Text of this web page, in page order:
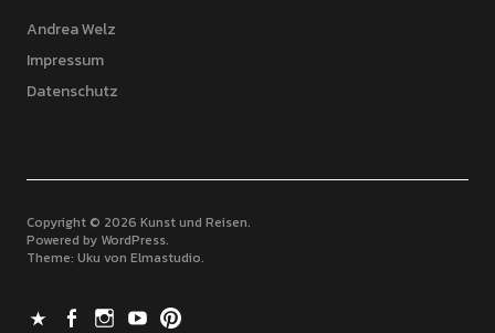
Andrea Welz
Impressum
Datenschutz
Copyright © 2026 Kunst und Reisen
Powered by WordPress
Theme: Uku von Elmastudio